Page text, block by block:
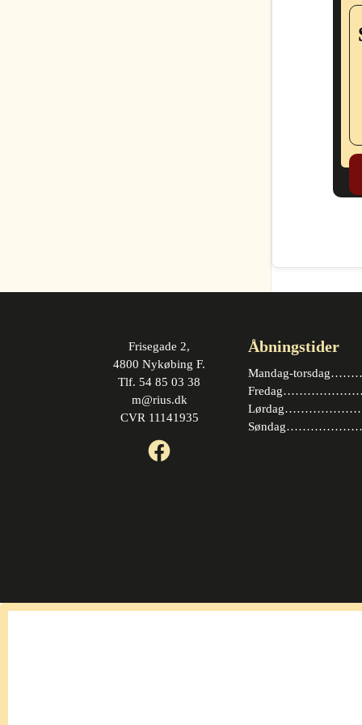
Frisegade 2,
4800 Nykøbing F.
Tlf. 54 85 03 38
m@rius.dk
CVR 11141935
Facebook
Åbningstider
Mandag-
Fredag………………….
Lørdag………………….